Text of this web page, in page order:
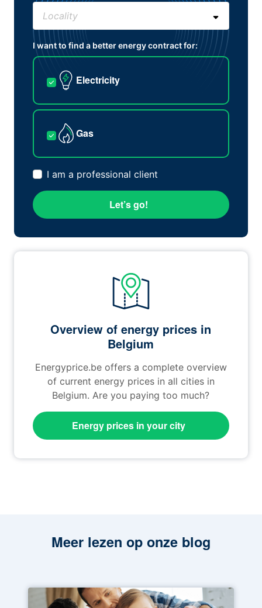
I want to find a better energy contract for:
Electricity
Gas
I am a professional client
Let’s go!
Overview of energy prices in
Belgium
Energyprice.be offers a complete overview
of current energy prices in all cities in
Belgium. Are you paying too much?
Energy prices in your city
Meer lezen op onze blog